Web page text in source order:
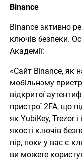
Binance
Binance активно
ключів безпеки.
Академії:
«Сайт Binance, як
мобільному
відкритої
пристрої 2FA, що
як YubiKey, Trezor
якості ключів
пір, поки у вас є
ви можете